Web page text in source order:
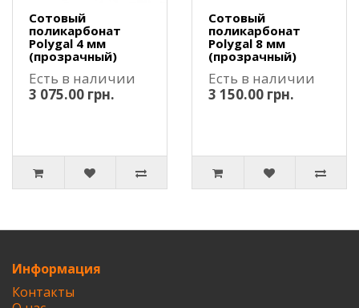
Сотовый
поликарбонат
Polygal 4 мм
(прозрачный)
Есть в наличии
3 075.00 грн.
Сотовый
поликарбонат
Polygal 8 мм
(прозрачный)
Есть в наличии
3 150.00 грн.
Информация
Контакты